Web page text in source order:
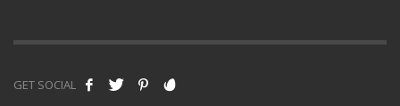
GET SOCIAL